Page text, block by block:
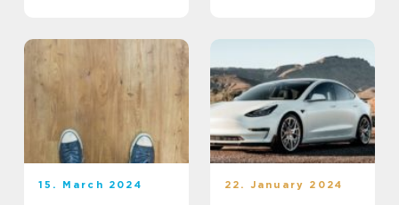
15. March 2024 22. January 2024